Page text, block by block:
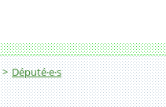
Député·e·s